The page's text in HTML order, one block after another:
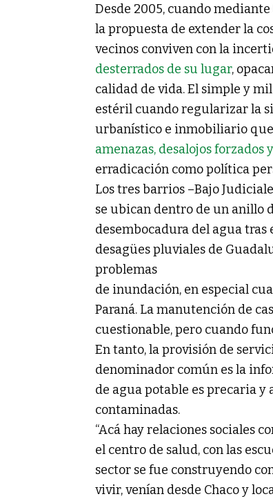
Desde 2005, cuando mediante
la propuesta de extender la
vecinos conviven con la
desterrados de su lugar,
calidad de vida. El simple y
estéril cuando regularizar la
urbanístico e inmobiliario
amenazas, desalojos
erradicación como política
Los tres barrios –Bajo
se ubican dentro de un anillo
desembocadura del agua
desagües pluviales de
problemas
de inundación, en especial
Paraná. La manutención de
cuestionable, pero cuando
En tanto, la provisión de
denominador común es la
de agua potable es precaria y
contaminadas.
“Acá hay relaciones sociales
el centro de salud, con las
sector se fue construyendo
vivir, venían desde Chaco y